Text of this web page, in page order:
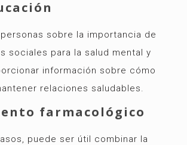
sobre la importancia de
sociales para la salud mental y
información sobre cómo
relaciones saludables.
farmacológico
puede ser útil combinar la